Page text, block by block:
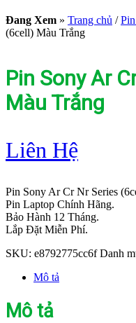
Đang Xem » Trang chủ /
(6cell) Màu Trắng
Pin Sony Ar
Màu Trắng
Liên Hệ
Pin Sony Ar Cr Nr Series
Pin Laptop Chính Hãng.
Bảo Hành 12 Tháng.
Lắp Đặt Miễn Phí.
SKU: e8792775cc6f Danh
Mô tả
Mô tả